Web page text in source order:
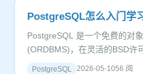
PostgreSQL怎么入门学
PostgreSQL 是一个免费的对
(ORDBMS)，在灵活的BSD许
PostgreSQL 2026-05-1056 阅